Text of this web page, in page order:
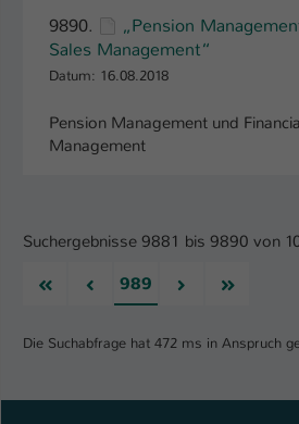
9890.
„Pension
Sales Management“
Datum: 16.08.2018
Pension Management und
Management
Suchergebnisse 9881 bis 9890 von
Erste
Vorherige
989 NächsteLetzte
Die Suchabfrage hat 472 ms in Anspruch